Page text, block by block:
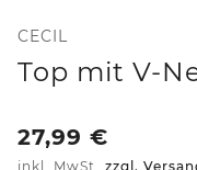
CECIL
Top mit V-
27,99 €
inkl. MwSt. zzgl.